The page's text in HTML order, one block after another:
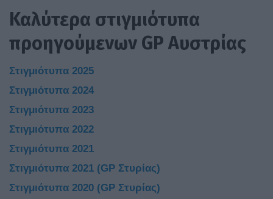
Καλύτερα στιγμιότυπα
προηγούμενων GP Αυστρίας
Στιγμιότυπα 2025
Στιγμιότυπα 2024
Στιγμιότυπα 2023
Στιγμιότυπα 2022
Στιγμιότυπα 2021
Στιγμιότυπα 2021 (GP Στυρίας)
Στιγμιότυπα 2020 (GP Στυρίας)